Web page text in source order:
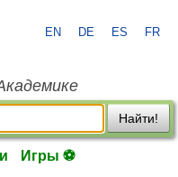
EN DE ES FR
Найти!
Игры ⚽